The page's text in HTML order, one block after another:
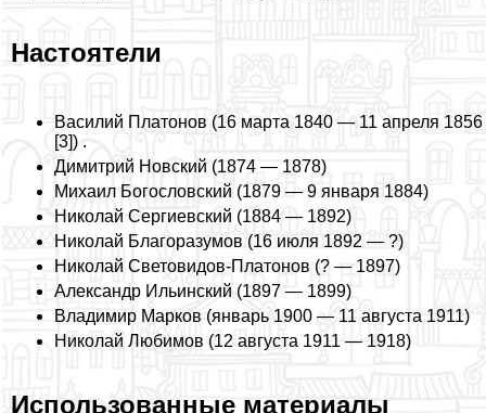
Настоятели
Василий Платонов (16 марта 1840 — 11 апреля 1856
[3]) .
Димитрий Новский (1874 — 1878)
Михаил Богословский (1879 — 9 января 1884)
Николай Сергиевский (1884 — 1892)
Николай Благоразумов (16 июля 1892 — ?)
Николай Световидов-Платонов (? — 1897)
Александр Ильинский (1897 — 1899)
Владимир Марков (январь 1900 — 11 августа 1911)
Николай Любимов (12 августа 1911 — 1918)
Использованные материалы